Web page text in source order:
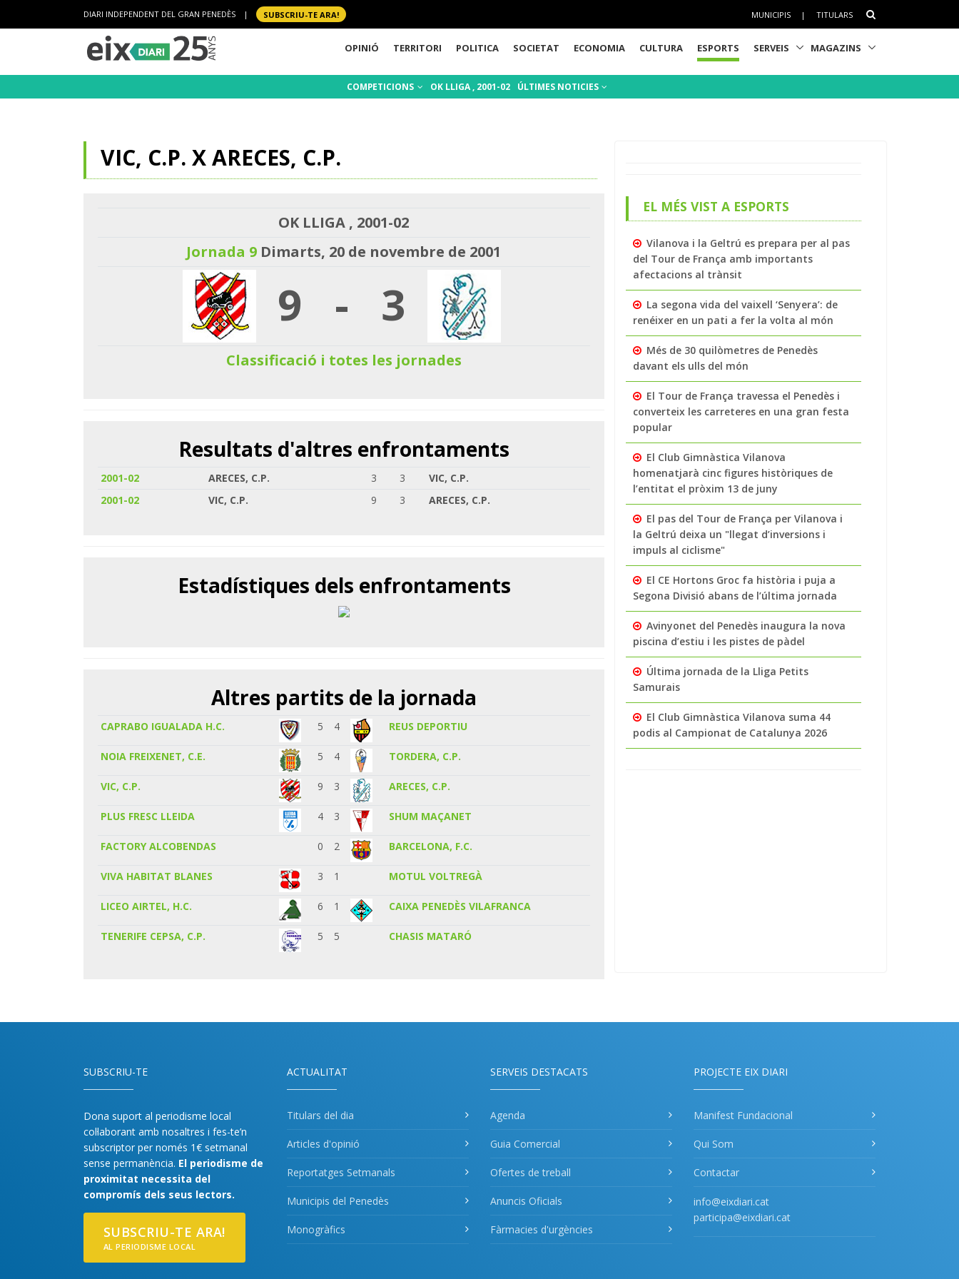
DIARI INDEPENDENT DEL GRAN PENEDÈS | SUBSCRIU-TE ARA! MUNICIPIS | TITULARS
OPINIÓ TERRITORI POLITICA SOCIETAT ECONOMIA CULTURA ESPORTS SERVEIS MAGAZINS
COMPETICIONS OK LLIGA , 2001-02 ÚLTIMES NOTICIES
VIC, C.P. X ARECES, C.P.
OK LLIGA , 2001-02
Jornada 9 Dimarts, 20 de novembre de 2001
9 - 3
Classificació i totes les jornades
Resultats d'altres enfrontaments
2001-02 ARECES, C.P. 3 3
VIC, C.P.
2001-02
VIC, C.P. 9 3 ARECES, C.P.
Estadístiques dels enfrontaments
Altres partits de la jornada
CAPRABO IGUALADA H.C. 5 4 REUS DEPORTIU
NOIA FREIXENET, C.E. 5 4 TORDERA, C.P.
VIC, C.P. 9 3 ARECES, C.P.
PLUS FRESC LLEIDA 4 3 SHUM MAÇANET
FACTORY ALCOBENDAS 0 2 BARCELONA, F.C.
VIVA HABITAT BLANES 3 1 MOTUL VOLTREGÀ
LICEO AIRTEL, H.C. 6 1 CAIXA PENEDÈS VILAFRANCA
TENERIFE CEPSA, C.P. 5 5 CHASIS MATARÓ
EL MÉS VIST A ESPORTS
Vilanova i la Geltrú es prepara per al pas
del Tour de França amb importants
afectacions al trànsit
La segona vida del vaixell ‘Senyera’: de
renéixer en un pati a fer la volta al món
Més de 30 quilòmetres de Penedès
davant els ulls del món
El Tour de França travessa el Penedès i
converteix les carreteres en una gran festa
popular
El Club Gimnàstica Vilanova
homenatjarà cinc figures històriques de
l’entitat el pròxim 13 de juny
El pas del Tour de França per Vilanova i
la Geltrú deixa un "llegat d’inversions i
impuls al ciclisme"
El CE Hortons Groc fa història i puja a
Segona Divisió abans de l’última jornada
Avinyonet del Penedès inaugura la nova
piscina d’estiu i les pistes de pàdel
Última jornada de la Lliga Petits
Samurais
El Club Gimnàstica Vilanova suma 44
podis al Campionat de Catalunya 2026
SUBSCRIU-TE
Dona suport al periodisme local
col·laborant amb nosaltres i fes-te’n
subscriptor per només 1€ setmanal
sense permanència. El periodisme de
proximitat necessita del
compromís dels seus lectors.
SUBSCRIU-TE ARA!
AL PERIODISME LOCAL
ACTUALITAT
Titulars del dia
Articles d'opinió
Reportatges Setmanals
Municipis del Penedès
Monogràfics
SERVEIS DESTACATS
Agenda
Guia Comercial
Ofertes de treball
Anuncis Oficials
Fàrmacies d'urgències
PROJECTE EIX DIARI
Manifest Fundacional
Qui Som
Contactar
info@eixdiari.cat
participa@eixdiari.cat